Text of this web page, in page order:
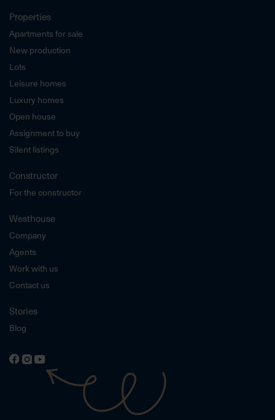
Properties
Apartments for sale
New production
Lots
Leisure homes
Luxury homes
Open house
Assignment to buy
Silent listings
Constructor
For the constructor
Westhouse
Company
Agents
Work with us
Contact us
Stories
Blog